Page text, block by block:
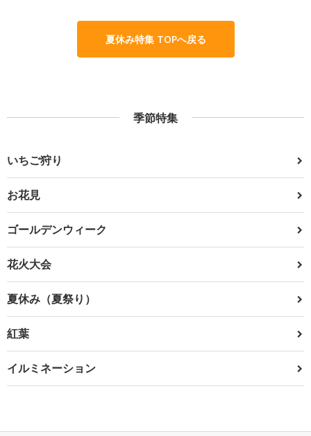
夏休み特集 TOPへ戻る
季節特集
いちご狩り
お花見
ゴールデンウィーク
花火大会
夏休み（夏祭り）
紅葉
イルミネーション